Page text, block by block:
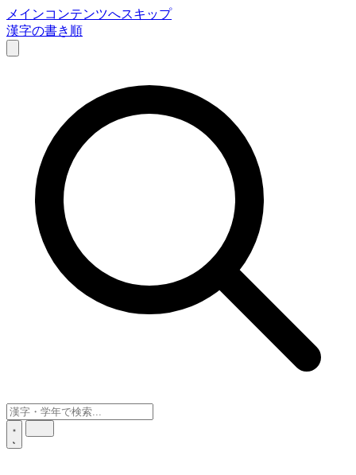
メインコンテンツへスキップ
漢字の書き順